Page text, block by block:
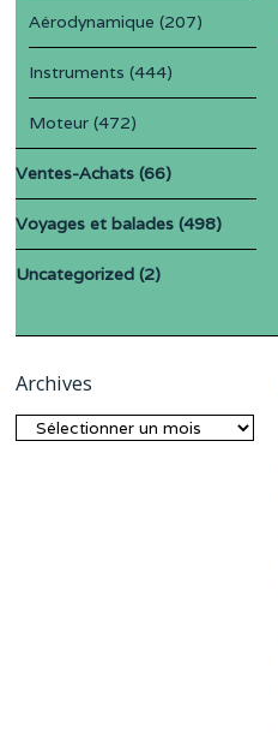
Aérodynamique (207)
Instruments (444)
Moteur (472)
Ventes-Achats (66)
Voyages et balades (498)
Uncategorized (2)
Archives
Archives